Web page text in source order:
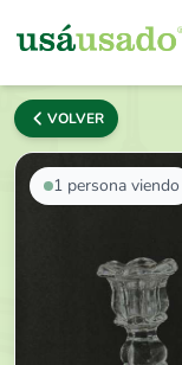
VOLVER
1 persona viendo